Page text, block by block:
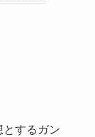
するガン